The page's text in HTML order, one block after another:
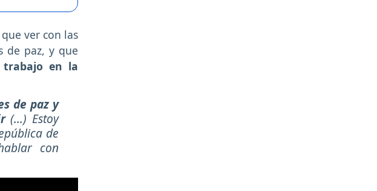
ver con las
de paz, y que
en la
de paz y
(...) Estoy
de
con